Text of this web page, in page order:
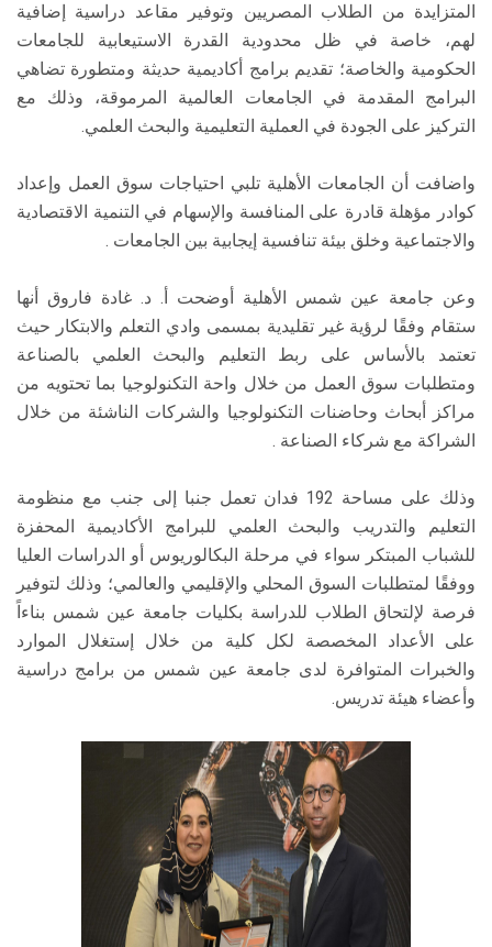
المتزايدة من الطلاب المصريين وتوفير مقاعد دراسية إضافية
لهم، خاصة في ظل محدودية القدرة الاستيعابية للجامعات
الحكومية والخاصة؛ تقديم برامج أكاديمية حديثة ومتطورة تضاهي
البرامج المقدمة في الجامعات العالمية المرموقة، وذلك مع
التركيز على الجودة في العملية التعليمية والبحث العلمي.
واضافت أن الجامعات الأهلية تلبي احتياجات سوق العمل وإعداد
كوادر مؤهلة قادرة على المنافسة والإسهام في التنمية الاقتصادية
والاجتماعية وخلق بيئة تنافسية إيجابية بين الجامعات .
وعن جامعة عين شمس الأهلية أوضحت أ. د. غادة فاروق أنها
ستقام وفقًا لرؤية غير تقليدية بمسمى وادي التعلم والابتكار حيث
تعتمد بالأساس على ربط التعليم والبحث العلمي بالصناعة
ومتطلبات سوق العمل من خلال واحة التكنولوجيا بما تحتويه من
مراكز أبحاث وحاضنات التكنولوجيا والشركات الناشئة من خلال
الشراكة مع شركاء الصناعة .
وذلك على مساحة 192 فدان تعمل جنبا إلى جنب مع منظومة
التعليم والتدريب والبحث العلمي للبرامج الأكاديمية المحفزة
للشباب المبتكر سواء في مرحلة البكالوريوس أو الدراسات العليا
ووفقًا لمتطلبات السوق المحلي والإقليمي والعالمي؛ وذلك لتوفير
فرصة لإلتحاق الطلاب للدراسة بكليات جامعة عين شمس بناءاً
على الأعداد المخصصة لكل كلية من خلال إستغلال الموارد
والخبرات المتوافرة لدى جامعة عين شمس من برامج دراسية
وأعضاء هيئة تدريس.